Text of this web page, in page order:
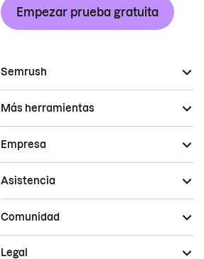
Empezar prueba gratuita
Semrush
Más herramientas
Empresa
Asistencia
Comunidad
Legal